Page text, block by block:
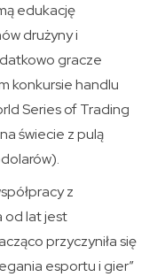
edukację
drużyny i
gracze
konkursie handlu
Series of Trading
świecie z pulą
z
od lat jest
przyczyniła się
esportu i gier”